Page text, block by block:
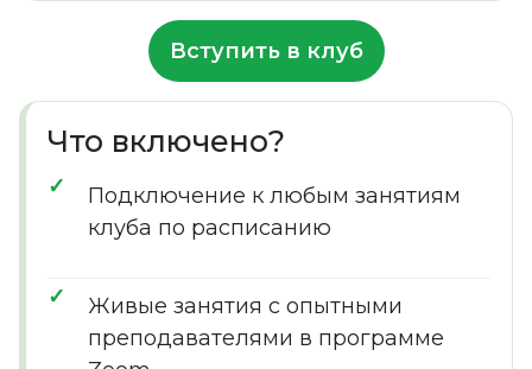
Вступить в клуб
Что включено?
Подключение к любым занятиям
клуба по расписанию
Живые занятия с опытными
преподавателями в программе